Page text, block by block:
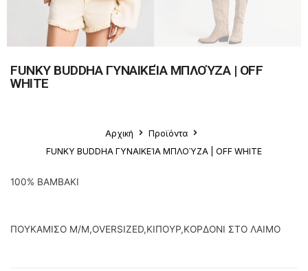
FUNKY BUDDHA ΓΥΝΑΙΚΕΊΑ ΜΠΛΟΎΖΑ | OFF
WHITE
Αρχική
Προϊόντα
FUNKY BUDDHA ΓΥΝΑΙΚΕΊΑ ΜΠΛΟΎΖΑ | OFF WHITE
100% ΒΑΜΒΑΚΙ
ΠΟΥΚΑΜΙΣΟ Μ/Μ,OVERSIZED,ΚΙΠΟΥΡ,ΚΟΡΔΟΝΙ ΣΤΟ ΛΑΙΜΟ